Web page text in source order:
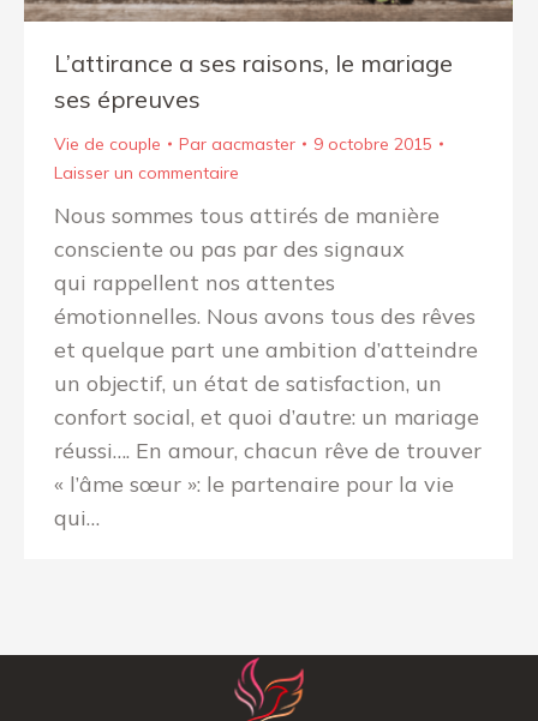
L’attirance a ses raisons, le mariage
ses épreuves
Vie de couple Par aacmaster
9 octobre 2015
Laisser un commentaire
Nous sommes tous attirés de manière
consciente ou pas par des signaux
qui rappellent nos attentes
émotionnelles. Nous avons tous des rêves
et quelque part une ambition d’atteindre
un objectif, un état de satisfaction, un
confort social, et quoi d’autre: un mariage
réussi…. En amour, chacun rêve de trouver
« l’âme sœur »: le partenaire pour la vie
qui…